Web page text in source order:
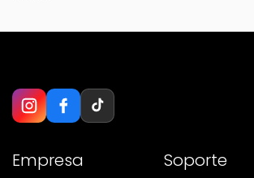
Empresa Soporte